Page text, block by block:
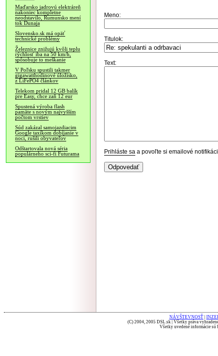
Maďarsko jadrovú elektráreň
nakoniec kompletne
neodstavilo, Rumunsko mení
tok Dunaja
Slovensko.sk má opäť
technické problémy
Železnice znižujú kvôli teplu
rýchlosť iba na 50 km/h,
spôsobuje to meškanie
V Poľsku spustili takmer
gigawatthodinové úložisko,
z LiFePO4 článkov
Telekom pridal 12 GB balík
pre Easy, chce zaň 12 eur
Spustená výroba flash
pamäte s novým najvyšším
počtom vrstiev
Súd zakázal samojazdiacim
Google taxíkom dobíjanie v
noci, rušili obyvateľov
Odštartovala nová séria
populárneho sci-fi Futurama
Meno:
Titulok:
Text:
Prihláste sa a povoľte si emailové
NÁVŠTEVNOSŤ
(C) 2004, 2005 DSL.sk | Všetky práva
Všetky uvedené informácie sú